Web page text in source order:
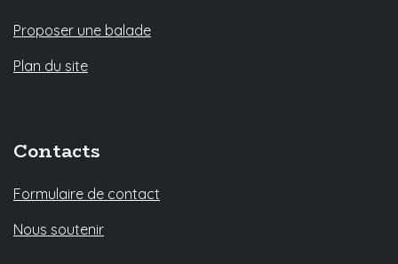
Proposer une balade
Plan du site
Contacts
Formulaire de contact
Nous soutenir